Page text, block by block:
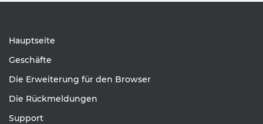
Hauptseite
Geschäfte
Die Erweiterung für den Browser
Die Rückmeldungen
Support